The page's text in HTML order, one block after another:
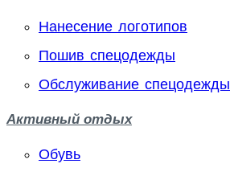
Нанесение логотипов
Пошив спецодежды
Обслуживание спецодежды
Активный отдых
Обувь